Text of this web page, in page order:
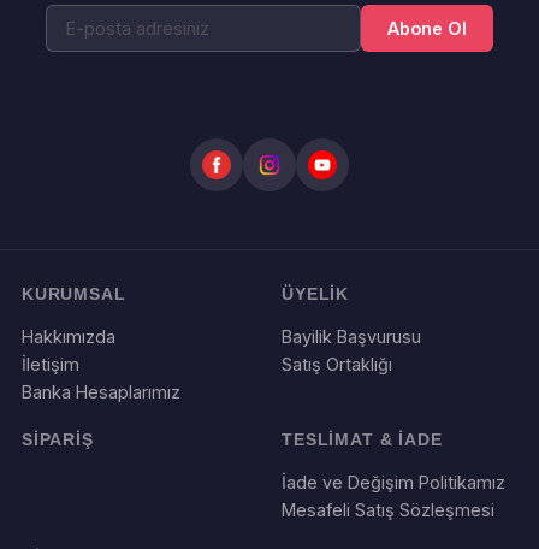
Abone Ol
KURUMSAL
Hakkımızda
İletişim
Banka Hesaplarımız
ÜYELİK
Bayilik Başvurusu
Satış Ortaklığı
SİPARİŞ TESLİMAT & İADE
İade ve Değişim Politikamız
Mesafeli Satış Sözleşmesi